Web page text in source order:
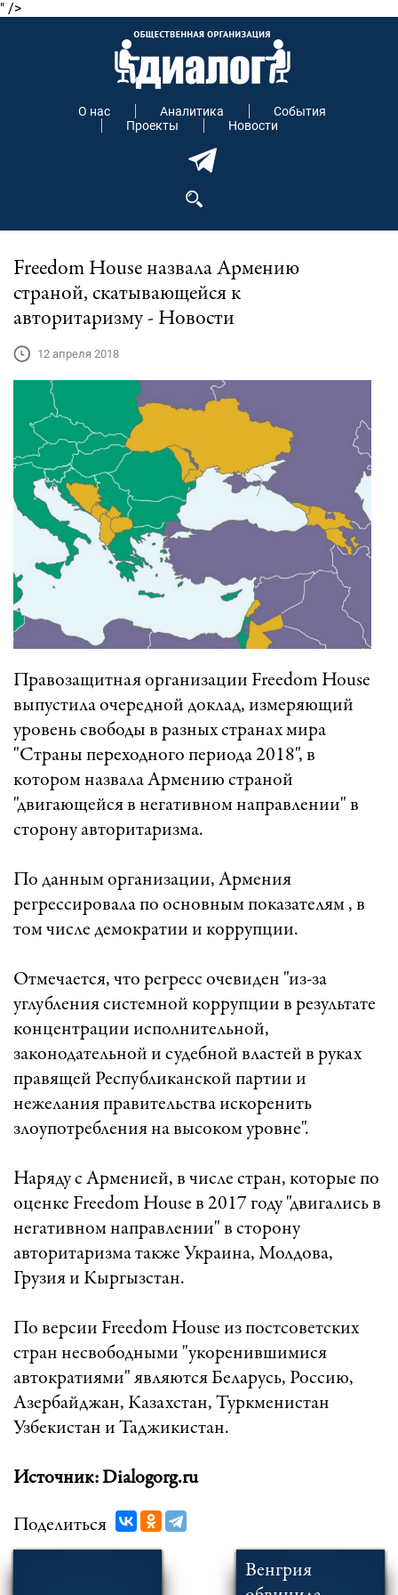
" />
О нас Аналитика
События
Проекты
Новости
Freedom House назвала Армению
страной, скатывающейся к
авторитаризму - Новости
12 апреля 2018
Правозащитная организации Freedom House
выпустила очередной доклад, измеряющий
уровень свободы в разных странах мира
"Страны переходного периода 2018", в
котором назвала Армению страной
"двигающейся в негативном направлении" в
сторону авторитаризма.
По данным организации, Армения
регрессировала по основным показателям , в
том числе демократии и коррупции.
Отмечается, что регресс очевиден "из-за
углубления системной коррупции в результате
концентрации исполнительной,
законодательной и судебной властей в руках
правящей Республиканской партии и
нежелания правительства искоренить
злоупотребления на высоком уровне".
Наряду с Арменией, в числе стран, которые по
оценке Freedom House в 2017 году "двигались в
негативном направлении" в сторону
авторитаризма также Украина, Молдова,
Грузия и Кыргызстан.
По версии Freedom House из постсоветских
стран несвободными "укоренившимися
автократиями" являются Беларусь, Россию,
Азербайджан, Казахстан, Туркменистан
Узбекистан и Таджикистан.
Источник: Dialogorg.ru
Поделиться
Венгрия